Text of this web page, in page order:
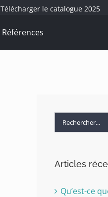
Télécharger le catalogue 2025
Références
Rechercher:
Articles
Qu’est-ce